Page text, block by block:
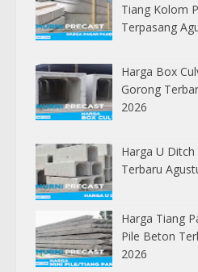
Tiang Kolom
Terpasang
Harga Box
Gorong
2026
Harga U
Terbaru
Harga Tiang
Pile Beton
2026